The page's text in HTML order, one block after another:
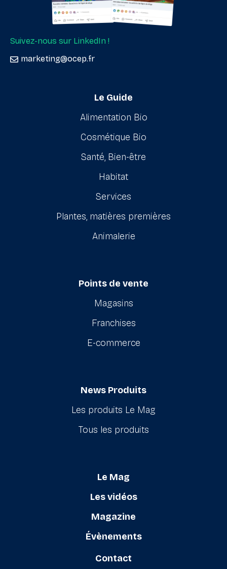
Suivez-nous sur LinkedIn !
marketing@ocep.fr
Le Guide
Alimentation Bio
Cosmétique Bio
Santé, Bien-être
Habitat
Services
Plantes, matières premières
Animalerie
Points de vente
Magasins
Franchises
E-commerce
News Produits
Les produits Le Mag
Tous les produits
Le Mag
Les vidéos
Magazine
Évènements
Contact